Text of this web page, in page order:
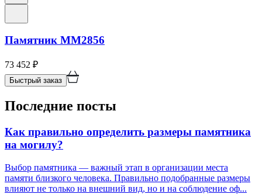
Памятник ММ2856
73 452 ₽
Быстрый заказ
Последние посты
Как правильно определить размеры памятника
на могилу?
Выбор памятника — важный этап в организации места
памяти близкого человека. Правильно подобранные размеры
влияют не только на внешний вид, но и на соблюдение оф...